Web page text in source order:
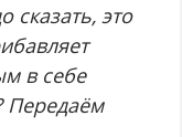
сказать, это
в себе
Передаём